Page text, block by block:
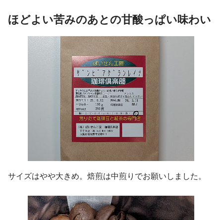
ほどよい苦みのあとの甘酸っぱい味わい
サイズはやや大きめ。焙煎は中煎りでお願いしました。